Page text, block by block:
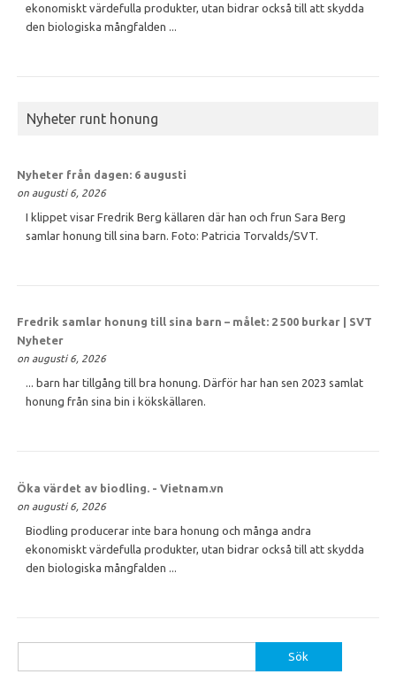
ekonomiskt värdefulla produkter, utan bidrar också till att skydda
den biologiska mångfalden ...
Nyheter runt honung
Nyheter från dagen: 6 augusti
on augusti 6, 2026
I klippet visar Fredrik Berg källaren där han och frun Sara Berg
samlar honung till sina barn. Foto: Patricia Torvalds/SVT.
Fredrik samlar honung till sina barn – målet: 2 500 burkar | SVT
Nyheter
on augusti 6, 2026
... barn har tillgång till bra honung. Därför har han sen 2023 samlat
honung från sina bin i kökskällaren.
Öka värdet av biodling. - Vietnam.vn
on augusti 6, 2026
Biodling producerar inte bara honung och många andra
ekonomiskt värdefulla produkter, utan bidrar också till att skydda
den biologiska mångfalden ...
efter: